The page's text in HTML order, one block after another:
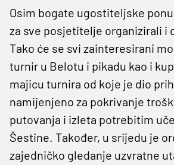
Osim bogate ugostiteljske
za sve posjetitelje organizirali i
Tako će se svi zainteresirani
turnir u Belotu i pikadu kao i
majicu turnira od koje je dio
namijenjeno za pokrivanje
putovanja i izleta potrebitim
Šestine. Također, u srijedu je
zajedničko gledanje uzvratne